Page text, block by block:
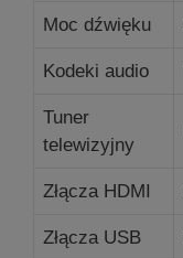
Moc dźwięku
Kodeki audio
Tuner
telewizyjny
Złącza HDMI
Złącza USB